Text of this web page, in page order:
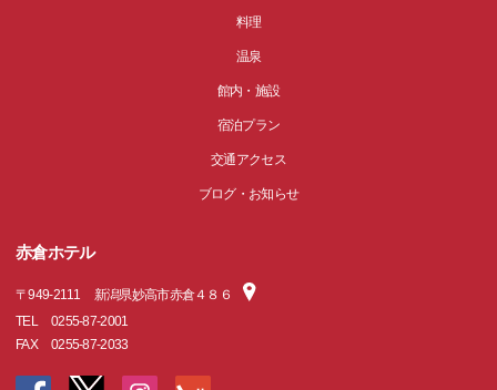
料理
温泉
館内・施設
宿泊プラン
交通アクセス
ブログ・お知らせ
赤倉ホテル
〒949-2111
新潟県妙高市赤倉４８６
TEL
0255-87-2001
FAX
0255-87-2033